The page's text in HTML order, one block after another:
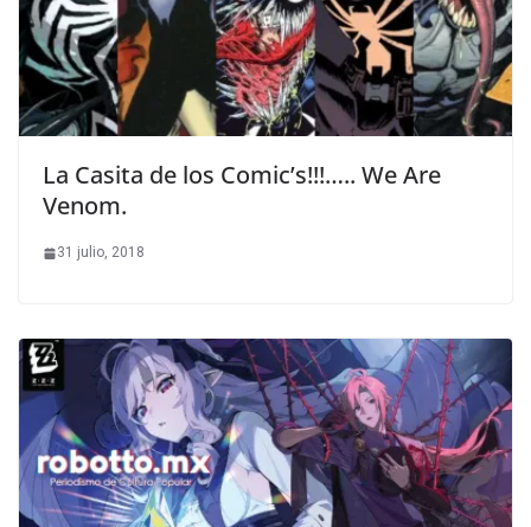
La Casita de los Comic’s!!!….. We Are
Venom.
31 julio, 2018